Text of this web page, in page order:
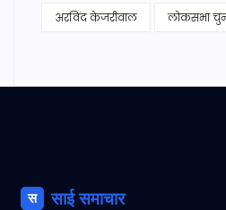
अरविंद केजरीवाल लोकसभा